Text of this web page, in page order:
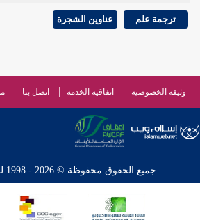
ترجمة علم عناوين الشجرة
وثيقة الخصوصية اتفاقية الخدمة اتصل بنا
جميع الحقوق محفوظة © 2026 - 1998 لشبكة إسلام ويب